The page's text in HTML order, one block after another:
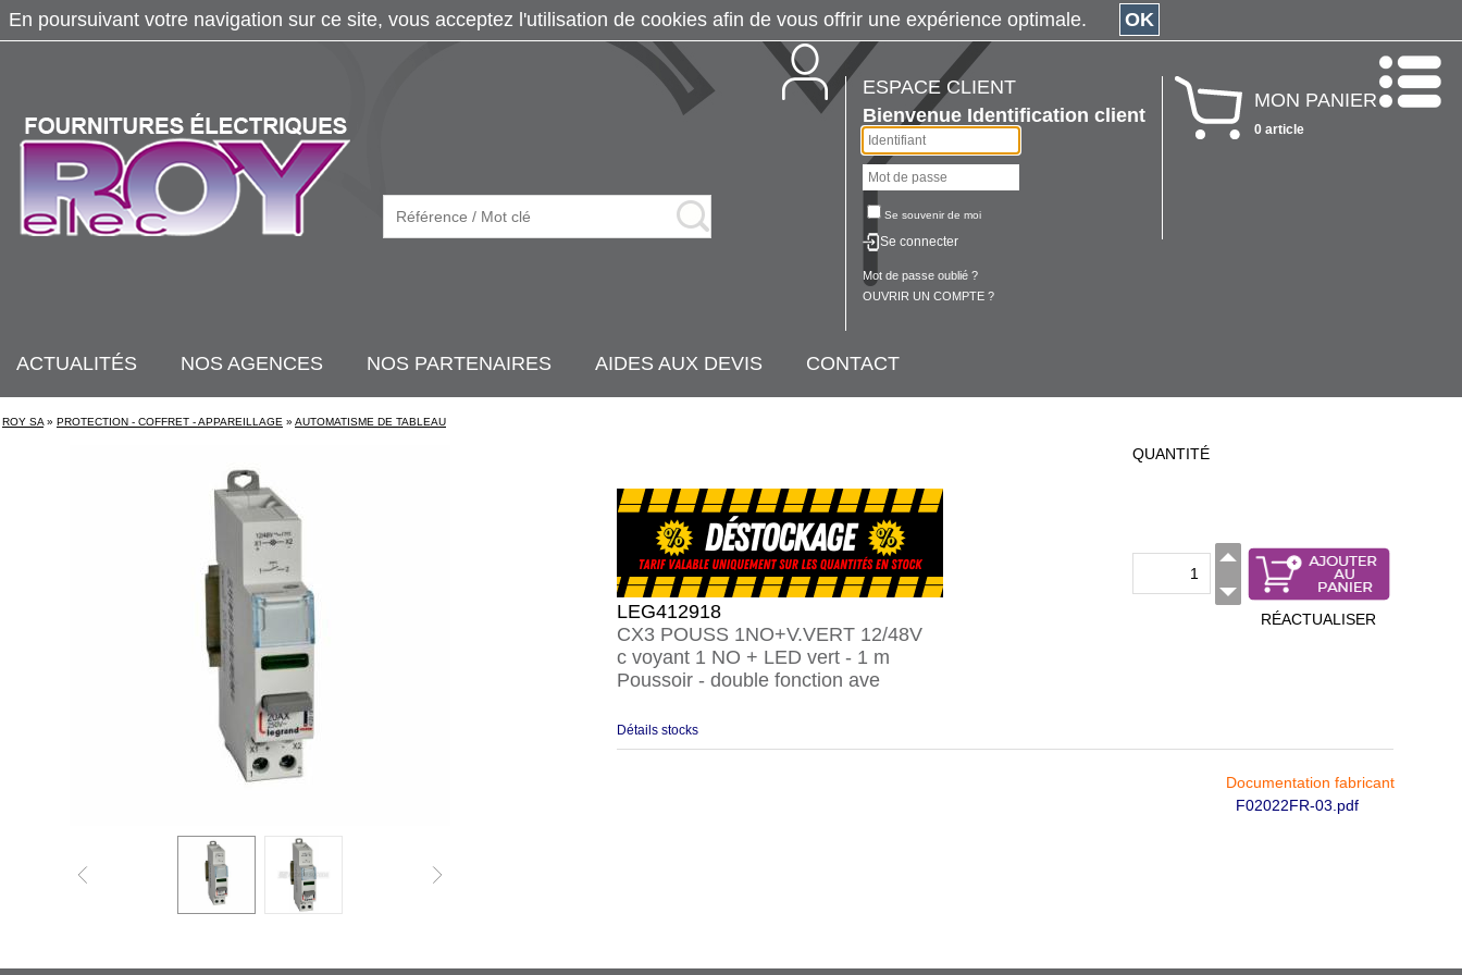
ESPACE CLIENT
Bienvenue Identification client
Se souvenir de moi
Se connecter
Mot de passe oublié ?
OUVRIR UN COMPTE ?
MON PANIER
0 article
ACTUALITÉS NOS AGENCES NOS PARTENAIRES AIDES AUX DEVIS CONTACT
ROY SA » PROTECTION - COFFRET - APPAREILLAGE » AUTOMATISME DE TABLEAU
LEG412918
CX3 POUSS 1NO+V.VERT 12/48V
c voyant 1 NO + LED vert - 1 m
Poussoir - double fonction ave
QUANTITÉ
RÉACTUALISER
Détails stocks
Documentation fabricant
F02022FR-03.pdf
En poursuivant votre navigation sur ce site, vous acceptez l'utilisation de cookies afin de vous offrir une expérience optimale. OK